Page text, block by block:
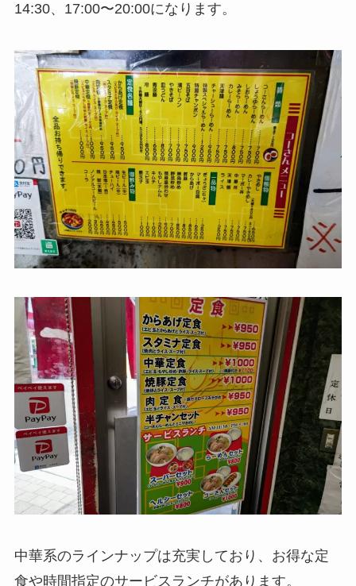
14:30、17:00〜20:00になります。
中華系のラインナップは充実しており、お得な定
食や時間指定のサービスランチがあります。